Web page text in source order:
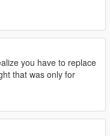
you have to replace
that was only for